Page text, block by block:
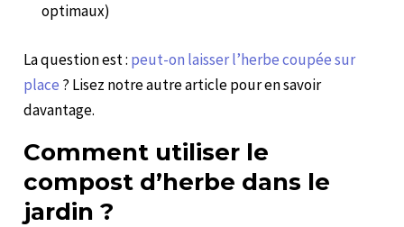
optimaux)
La question est : peut-on laisser l’herbe coupée sur
place ? Lisez notre autre article pour en savoir
davantage.
Comment utiliser le
compost d’herbe dans le
jardin ?